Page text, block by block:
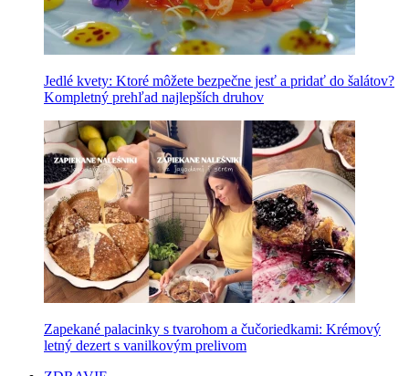
Jedlé kvety: Ktoré môžete bezpečne jesť a pridať do šalátov?
Kompletný prehľad najlepších druhov
Zapekané palacinky s tvarohom a čučoriedkami: Krémový
letný dezert s vanilkovým prelivom